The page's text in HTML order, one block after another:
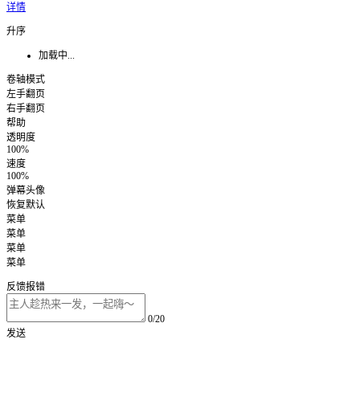
详情
升序
加载中...
卷轴模式
左手翻页
右手翻页
帮助
透明度
100%
速度
100%
弹幕头像
恢复默认
菜单
菜单
菜单
菜单
反馈报错
0/20
发送